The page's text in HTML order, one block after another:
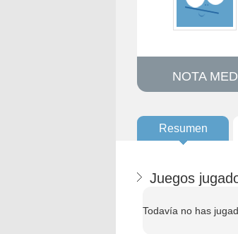
NOTA
Resumen
Juegos
Todavía no has